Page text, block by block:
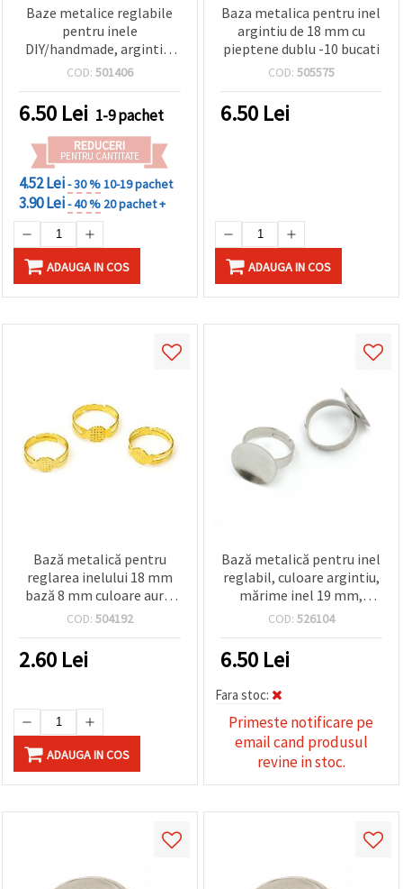
Baze metalice reglabile
pentru inele
DIY/handmade, argintiu,
18 mm, cu 1 conector tip
bucăți
COD: 501406
6.50 Lei 1-9 pachet
REDUCERI
PENTRU CANTITATE
4.52 Lei- 30 %10-19 pachet
3.90 Lei- 40 % 20 pachet +
ADAUGA IN COS
Baza metalica pentru inel
argintiu de 18 mm cu
pieptene dublu -10 bucati
COD: 505575
6.50 Lei
ADAUGA IN COS
Bază metalică pentru
reglarea inelului 18 mm
bază 8 mm culoare auriu
-10 bucăți
COD: 504192
2.60 Lei
ADAUGA IN COS
Bază metalică pentru inel
reglabil, culoare argintiu,
mărime inel 19 mm,
platou 18 mm, accesorii
– set 5 bucăți
COD: 526104
6.50 Lei
Fara stoc:
Primeste notificare pe
email cand produsul
revine in stoc.